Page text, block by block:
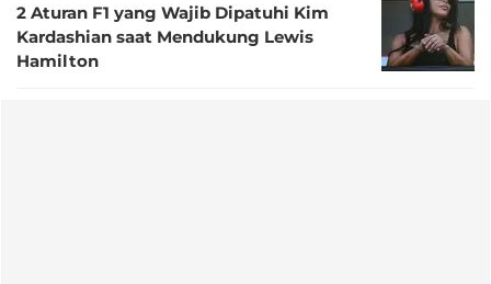
2 Aturan F1 yang Wajib Dipatuhi Kim
Kardashian saat Mendukung Lewis
Hamilton